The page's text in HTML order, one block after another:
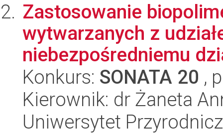
Zastosowanie
wytwarzanych z
niebezpośredniemu
Konkurs: SONATA 20 ,
Kierownik: dr Żaneta
Uniwersytet